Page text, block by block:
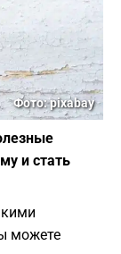
Фото: pixabay
и стать
можете